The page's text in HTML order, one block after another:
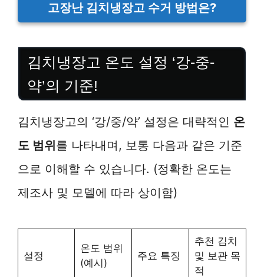
고장난 김치냉장고 수거 방법은?
김치냉장고 온도 설정 ‘강-중-
약’의 기준!
김치냉장고의 ‘강/중/약’ 설정은 대략적인 온
도 범위를 나타내며, 보통 다음과 같은 기준
으로 이해할 수 있습니다. (정확한 온도는
제조사 및 모델에 따라 상이함)
설정
온도 범위
(예시)
주요 특징
추천 김치
및 보관 목
적